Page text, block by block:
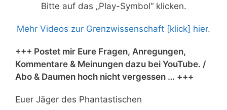
Bitte auf das „Play-Symbol“ klicken.
Mehr Videos zur Grenzwissenschaft [klick] hier.
+++ Postet mir Eure Fragen, Anregungen,
Kommentare & Meinungen dazu bei YouTube. /
Abo & Daumen hoch nicht vergessen … +++
Euer Jäger des Phantastischen